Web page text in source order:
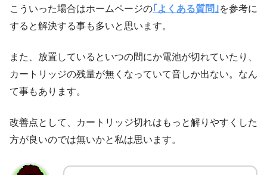
こういった場合はホームページの｢よくある質問｣ を参考に
すると解決する事も多いと思います。
また、放置しているといつの間にか電池が切れていたり、
カートリッジの残量が無くなっていて音しか出ない。なん
て事もあります。
改善点として、カートリッジ切れはもっと解りやすくした
方が良いのでは無いかと私は思います。